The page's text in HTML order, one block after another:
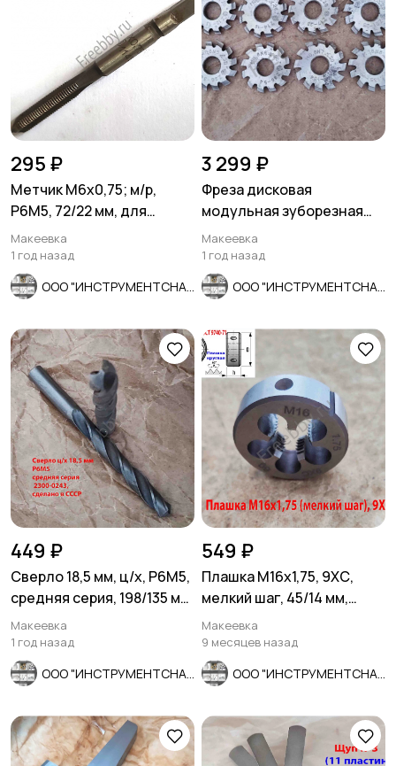
295 ₽
Метчик М6х0,75; м/р,
Р6М5, 72/22 мм, для
глухих отв, мелкий шаг,
шлифо
Макеевка
1 год назад
3 299 ₽
Фреза дисковая
модульная зуборезная
М0,8; Р6М5, 20°, Z12, к-т 8
шт
Макеевка
1 год назад
449 ₽
Сверло 18,5 мм, ц/х, Р6М5,
средняя серия, 198/135 мм,
В1, советское.
Макеевка
1 год назад
549 ₽
Плашка М16х1,75, 9ХС,
мелкий шаг, 45/14 мм,
ГОСТ 7740-71.
Макеевка
9 месяцев назад